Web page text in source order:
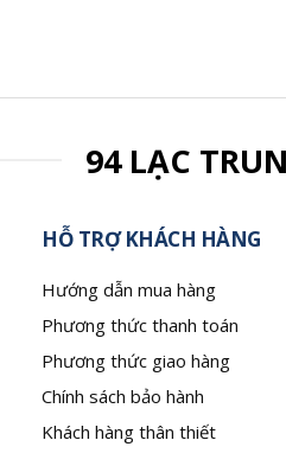
94 LẠC
HỖ TRỢ KHÁCH HÀNG
Hướng dẫn mua hàng
Phương thức thanh toán
Phương thức giao hàng
Chính sách bảo hành
Khách hàng thân thiết